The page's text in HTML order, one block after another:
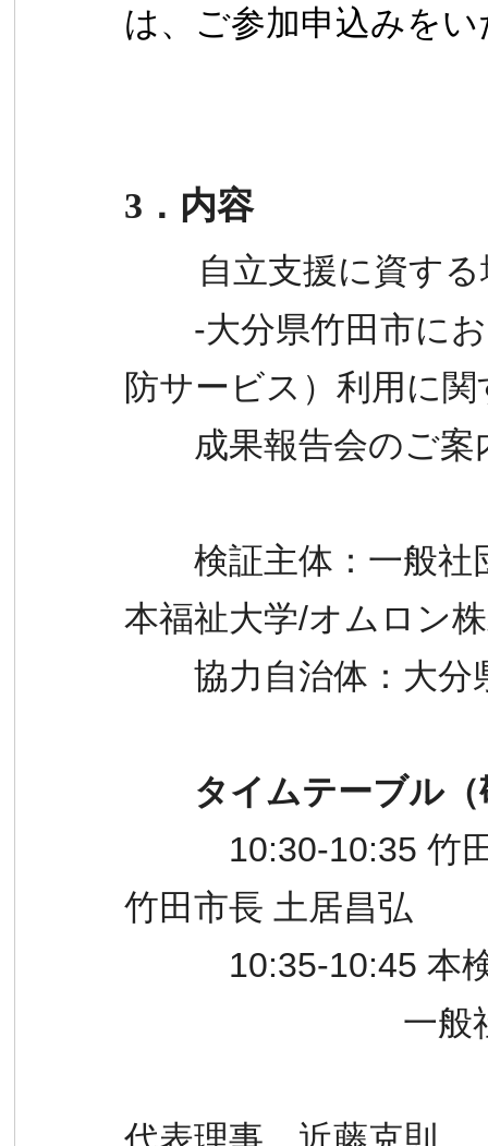
は、 ご参加申込みを
3 ．内容
自立支援に資す
-大分県竹田市にお
防サービス）利用に
成果報告会のご案
検証主体：一般社
本福祉大学/オムロ
協力自治体：大分
タイムテーブル
10:30-
竹田市長 土居昌弘
10:35-10:45 本検
一般社団法人